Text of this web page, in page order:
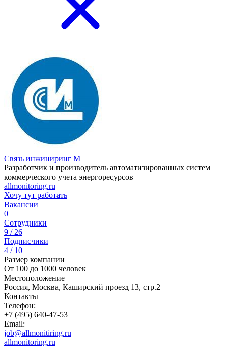
Связь инжиниринг М
Разработчик и производитель автоматизированных систем
коммерческого учета энергоресурсов
allmonitoring.ru
Хочу тут работать
Вакансии
0
Сотрудники
9 / 26
Подписчики
4 / 10
Размер компании
От 100 до 1000 человек
Местоположение
Россия, Москва, Каширский проезд 13, стр.2
Контакты
Телефон:
+7 (495) 640-47-53
Email:
job@allmonitiring.ru
allmonitoring.ru